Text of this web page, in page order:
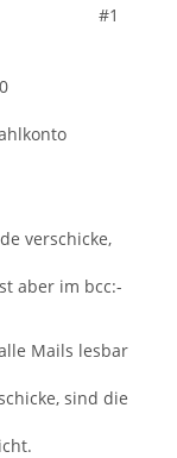
#1
verschicke,
aber im bcc:-
Mails lesbar
sind die